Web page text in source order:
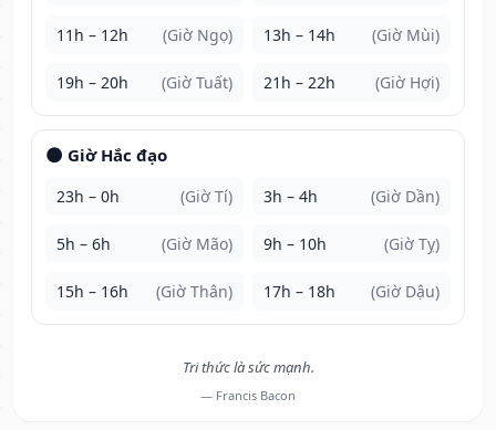
11h – 12h (Giờ Ngọ) 13h – 14h (Giờ Mùi)
19h – 20h (Giờ Tuất) 21h – 22h (Giờ Hợi)
🌑 Giờ Hắc đạo
23h – 0h (Giờ Tí) 3h – 4h (Giờ Dần)
5h – 6h (Giờ Mão) 9h – 10h (Giờ Tỵ)
15h – 16h (Giờ Thân) 17h – 18h (Giờ Dậu)
Tri thức là sức mạnh.
— Francis Bacon